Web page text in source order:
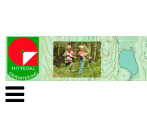
Veksle
navigasjon